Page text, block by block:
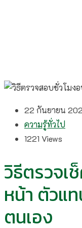
22 กันยายน
ความรู้ทั่วไป
1221 Views
วิธีตรวจเ
หน้า ตัวแ
ตนเอง